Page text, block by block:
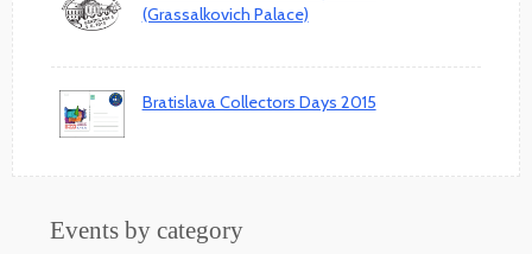
(Grassalkovich Palace)
Bratislava Collectors Days 2015
Events by category